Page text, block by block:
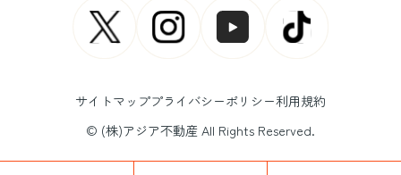
サイトマッププライバシーポリシー利用規約
© (株)アジア不動産 All Rights Reserved.